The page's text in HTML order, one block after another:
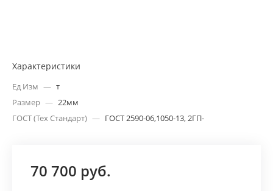
Характеристики
Ед Изм — т
Размер — 22мм
ГОСТ (Тех Стандарт) — ГОСТ 2590-06,1050-13, 2ГП-
70 700 руб.